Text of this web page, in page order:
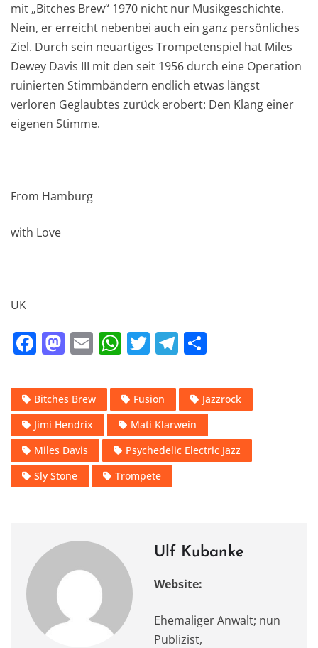
mit „Bitches Brew“ 1970 nicht nur Musikgeschichte.
Nein, er erreicht nebenbei auch ein ganz persönliches
Ziel. Durch sein neuartiges Trompetenspiel hat Miles
Dewey Davis III mit den seit 1956 durch eine Operation
ruinierten Stimmbändern endlich etwas längst
verloren Geglaubtes zurück erobert: Den Klang einer
eigenen Stimme.
From Hamburg
with Love
UK
F
c
e
b
o
o
M
st
o
d
o
n
E
ai
l
W
at
s
A
p
p
T
it
te
r
T
e
gr
a
m
le
n
Bitches Brew Fusion
Jazzrock
Jimi Hendrix
Mati Klarwein
Miles Davis
Psychedelic Electric Jazz
Sly Stone
Trompete
Ulf Kubanke
Website:
Ehemaliger Anwalt; nun
Publizist,